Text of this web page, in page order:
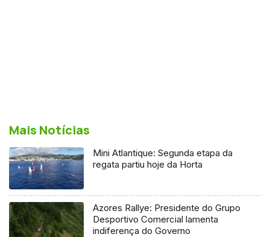
Mais Notícias
Mini Atlantique: Segunda etapa da
regata partiu hoje da Horta
Azores Rallye: Presidente do Grupo
Desportivo Comercial lamenta
indiferença do Governo